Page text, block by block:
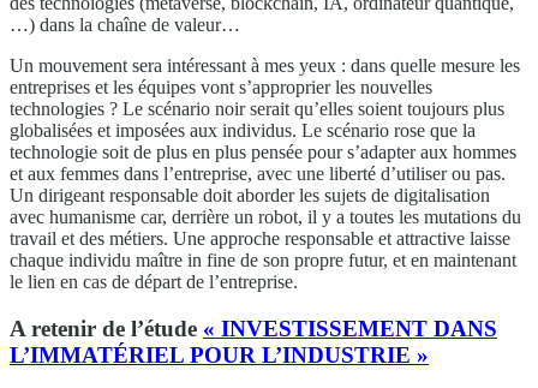
…) dans la chaîne de valeur…
Un mouvement sera intéressant à mes yeux : dans quelle mesure les
entreprises et les équipes vont s’approprier les nouvelles
technologies ? Le scénario noir serait qu’elles soient toujours plus
globalisées et imposées aux individus. Le scénario rose que la
technologie soit de plus en plus pensée pour s’adapter aux hommes
et aux femmes dans l’entreprise, avec une liberté d’utiliser ou pas.
Un dirigeant responsable doit aborder les sujets de digitalisation
avec humanisme car, derrière un robot, il y a toutes les mutations du
travail et des métiers. Une approche responsable et attractive laisse
chaque individu maître in fine de son propre futur, et en maintenant
le lien en cas de départ de l’entreprise.
A retenir de l’étude « INVESTISSEMENT DANS
L’IMMATÉRIEL POUR L’INDUSTRIE »